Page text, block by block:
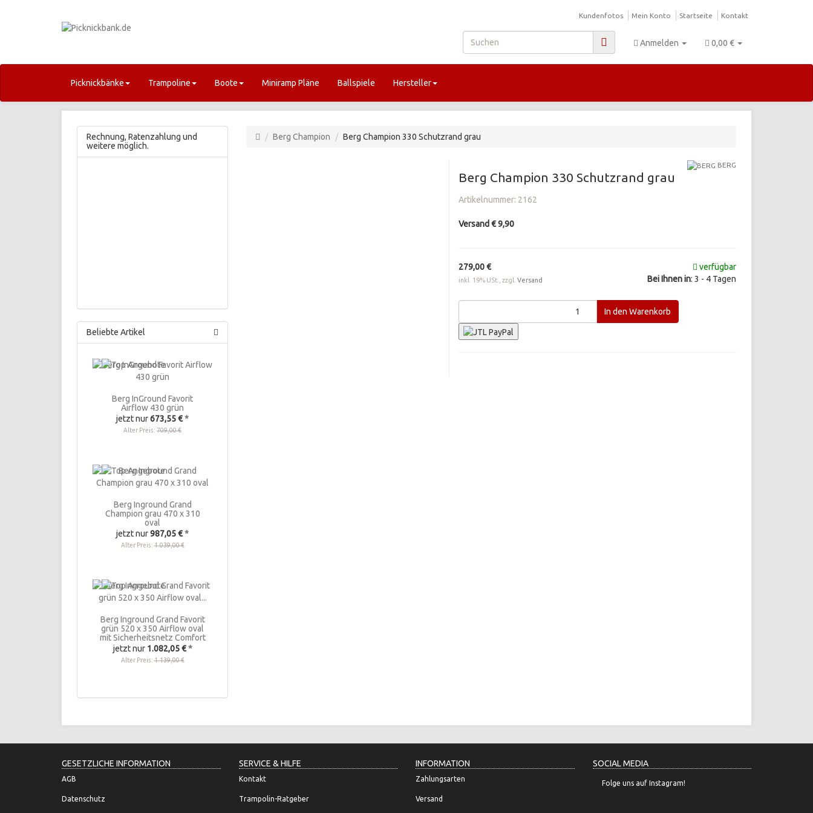
Kundenfotos Mein Konto Startseite Kontakt
Anmelden 0,00 €
Picknickbänke Trampoline Boote Miniramp Pläne Ballspiele Hersteller
Berg Champion Berg Champion 330 Schutzrand grau
BERG
Berg Champion 330 Schutzrand grau
Artikelnummer: 2162
Versand € 9,90
279,00 €
inkl. 19% USt., zzgl. Versand
verfügbar
Bei Ihnen in: 3 - 4 Tagen
In den Warenkorb
Rechnung, Ratenzahlung und
weitere möglich.
Beliebte Artikel
Berg InGround Favorit
Airflow 430 grün
jetzt nur673,55 €*
Alter Preis: 709,00 €
Berg Inground Grand
Champion grau 470 x 310
oval
jetzt nur987,05 €*
Alter Preis:1.039,00 €
Berg Inground Grand Favorit
grün 520 x 350 Airflow oval
mit Sicherheitsnetz Comfort
jetzt nur 1.082,05 € *
Alter Preis:1.139,00 €
GESETZLICHE INFORMATION
AGB
Datenschutz
SERVICE & HILFE
Kontakt
Trampolin-Ratgeber
INFORMATION
Zahlungsarten
Versand
SOCIAL MEDIA
Folge uns auf Instagram!